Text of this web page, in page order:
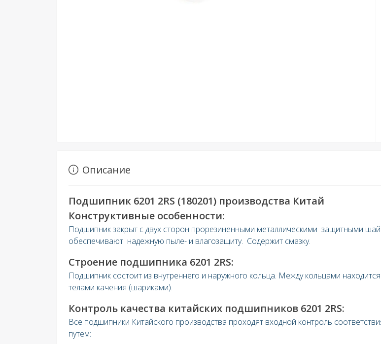
Описание
Подшипник 6201 2RS (180201) производства Китай
Конструктивные особенности:
Подшипник закрыт с двух сторон прорезиненными металлическими защитными
обеспечивают надежную пыле- и влагозащиту. Содержит смазку.
Строение подшипника 6201 2RS:
Подшипник состоит из внутреннего и наружного кольца. Между кольцами
телами качения (шариками).
Контроль качества китайских подшипников 6201 2RS:
Все подшипники Китайского производства проходят входной контроль
путем: